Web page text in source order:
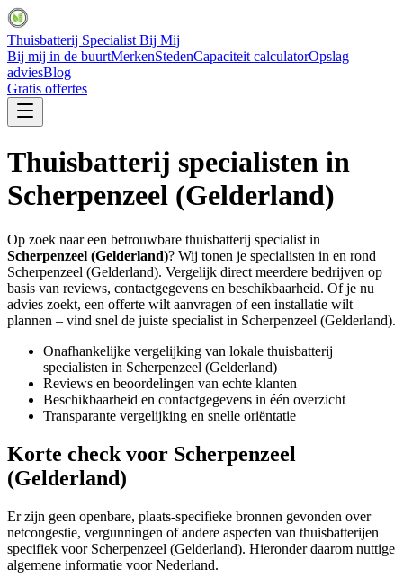
Thuisbatterij Specialist Bij Mij
Bij mij in de buurtMerkenStedenCapaciteit calculatorOpslag
adviesBlog
Gratis offertes
Thuisbatterij specialisten in
Scherpenzeel (Gelderland)
Op zoek naar een betrouwbare thuisbatterij specialist in
Scherpenzeel (Gelderland)? Wij tonen je specialisten in en rond
Scherpenzeel (Gelderland). Vergelijk direct meerdere bedrijven op
basis van reviews, contactgegevens en beschikbaarheid. Of je nu
advies zoekt, een offerte wilt aanvragen of een installatie wilt
plannen – vind snel de juiste specialist in Scherpenzeel (Gelderland).
Onafhankelijke vergelijking van lokale thuisbatterij
specialisten in Scherpenzeel (Gelderland)
Reviews en beoordelingen van echte klanten
Beschikbaarheid en contactgegevens in één overzicht
Transparante vergelijking en snelle oriëntatie
Korte check voor Scherpenzeel
(Gelderland)
Er zijn geen openbare, plaats-specifieke bronnen gevonden over
netcongestie, vergunningen of andere aspecten van thuisbatterijen
specifiek voor Scherpenzeel (Gelderland). Hieronder daarom nuttige
algemene informatie voor Nederland.